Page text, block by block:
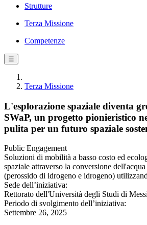
Strutture
Terza Missione
Competenze
☰
Terza Missione
L'esplorazione spaziale diventa
SWaP, un progetto pionieristico
pulita per un futuro spaziale
Public Engagement
Soluzioni di mobilità a basso costo ed
spaziale attraverso la conversione
(perossido di idrogeno e idrogeno)
Sede dell’iniziativa:
Rettorato dell'Università degli Studi di
Periodo di svolgimento dell’iniziativa:
Settembre 26, 2025